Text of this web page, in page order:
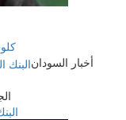
أخبار السودان
الجمعة